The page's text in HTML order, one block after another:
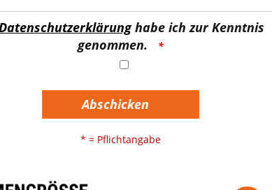
habe ich zur Kenntnis
genommen.
Abschicken
* = Pflichtangabe